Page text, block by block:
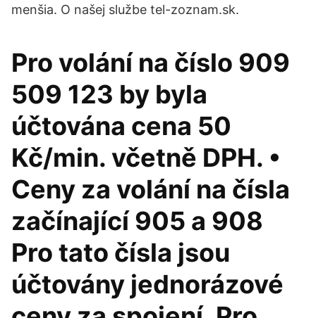
menšia. O našej službe tel-zoznam.sk.
Pro volání na číslo 909
509 123 by byla
účtována cena 50
Kč/min. včetně DPH. •
Ceny za volání na čísla
začínající 905 a 908
Pro tato čísla jsou
účtovány jednorázové